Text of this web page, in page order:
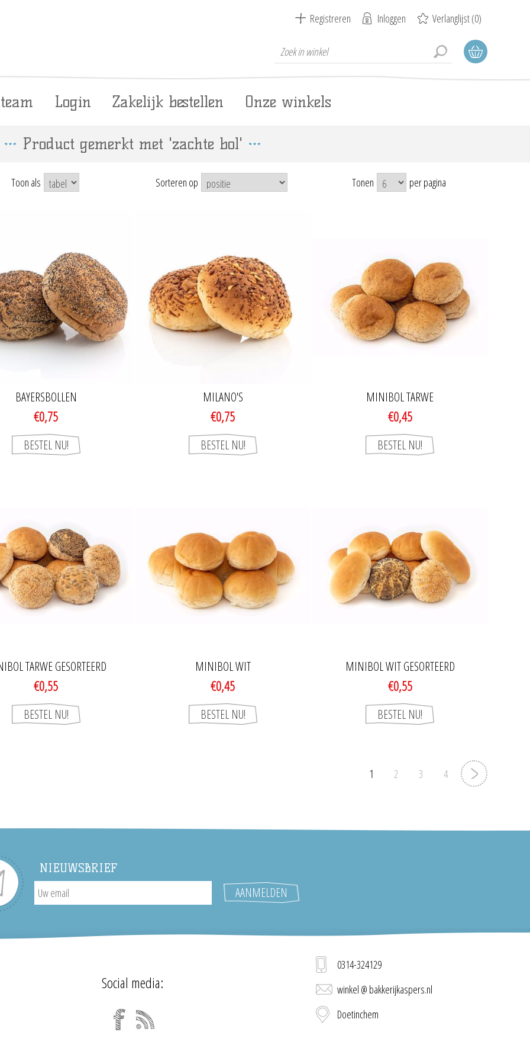
Registreren Inloggen Verlanglijst(0)
Login Zakelijk bestellen Onze winkels
Product gemerkt met 'zachte bol'
Toon als Sorteren op Tonen per pagina
BAYERSBOLLEN
€0,75
MILANO'S
€0,75
MINIBOL TARWE
€0,45
TARWE GESORTEERD
€0,55
MINIBOL WIT
€0,45
MINIBOL WIT GESORTEERD
€0,55
1 2 3 4
NIEUWSBRIEF
Social media:
0314-324129
winkel @ bakkerijkaspers.nl
Doetinchem